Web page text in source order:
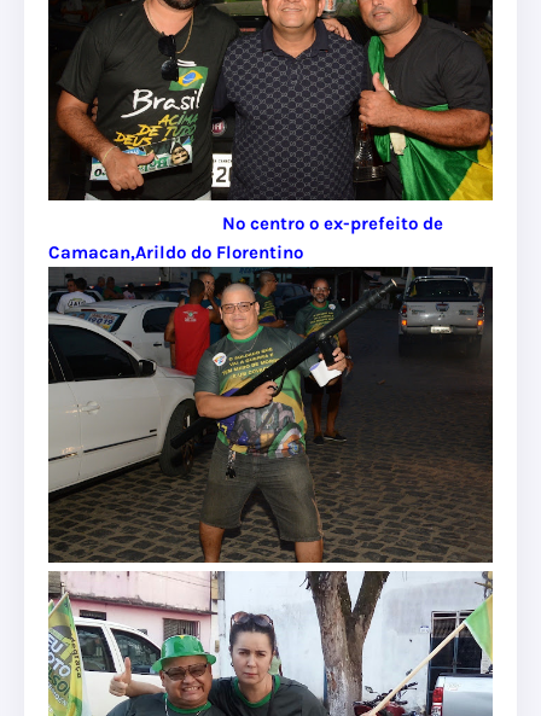
No centro o ex-prefeito de
Camacan,Arildo do Florentino